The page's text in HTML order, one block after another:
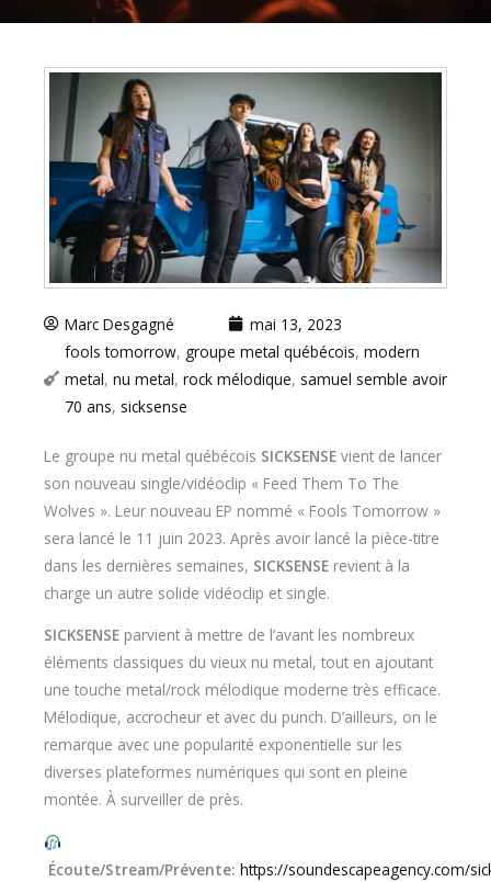
Marc Desgagné
mai 13, 2023
fools tomorrow, groupe metal québécois, modern
metal, nu metal, rock mélodique, samuel semble avoir
70 ans, sicksense
Le groupe nu metal québécois SICKSENSE vient de lancer
son nouveau single/vidéoclip « Feed Them To The
Wolves ». Leur nouveau EP nommé « Fools Tomorrow »
sera lancé le 11 juin 2023. Après avoir lancé la pièce-titre
dans les dernières semaines, SICKSENSE revient à la
charge un autre solide vidéoclip et single.
SICKSENSE parvient à mettre de l’avant les nombreux
éléments classiques du vieux nu metal, tout en ajoutant
une touche metal/rock mélodique moderne très efficace.
Mélodique, accrocheur et avec du punch. D’ailleurs, on le
remarque avec une popularité exponentielle sur les
diverses plateformes numériques qui sont en pleine
montée. À surveiller de près.
Écoute/Stream/Prévente: https://soundescapeagency.com/